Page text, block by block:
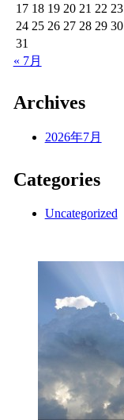
17 18 19 20 21 22 23
24 25 26 27 28 29 30
31
« 7月
Archives
2026年7月
Categories
Uncategorized